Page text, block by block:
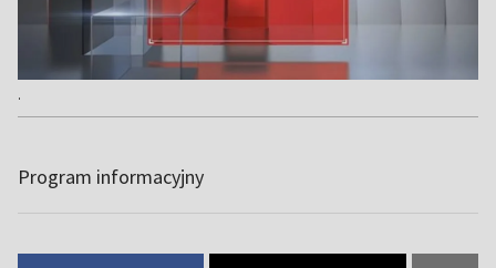
.
Program informacyjny